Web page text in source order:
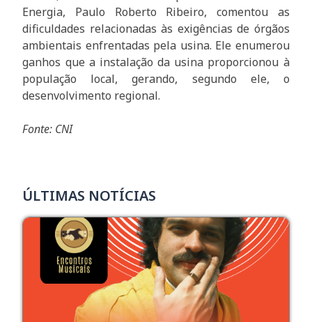
Energia, Paulo Roberto Ribeiro, comentou as
dificuldades relacionadas às exigências de órgãos
ambientais enfrentadas pela usina. Ele enumerou
ganhos que a instalação da usina proporcionou à
população local, gerando, segundo ele, o
desenvolvimento regional.
Fonte: CNI
ÚLTIMAS NOTÍCIAS